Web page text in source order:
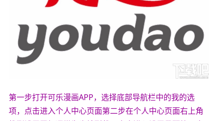
第一步打开可乐漫画APP，选择底部导航栏中的我的选
项，点击进入个人中心页面第二步在个人中心页面右上角